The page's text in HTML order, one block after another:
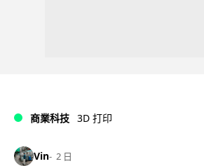
商業科技 3D 打印
Vin 2 日